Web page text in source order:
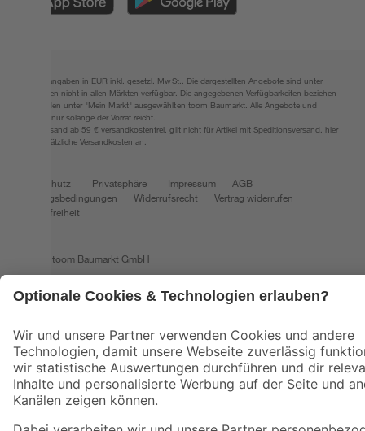
Alle Preisangaben in EUR inkl. gesetzl. MwSt.. Die dargestellten Angebote sind unter
Umständen nicht in allen Märkten verfügbar. Die angegebenen Verfügbarkeiten beziehen
sich auf den unter "Mein Markt" ausgewählten toom Baumarkt. Alle Angebote und
Produkte nur solange der Vorrat reicht.
*Paketversand ab 59 € versandkostenfrei, gilt nicht für Artikel mit Speditionsversand, hier
fallen zusätzliche Versandkosten an.
Datenschutz Privatsphäre Impressum
AGB
Nutzungsbedingungen
Widerrufsrecht
Vertrag widerrufen
Barrierefreiheit
© 2026 toom Baumarkt GmbH